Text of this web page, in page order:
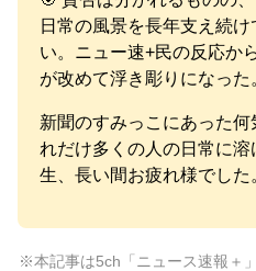
日常の風景を長年支え続
い。ニュー速+民の反応か
が改めて浮き彫りになった
新聞のすみっこにあった
れだけ多くの人の日常に
生、長い間お疲れ様でした
※本記事は5ch「ニュース速報＋